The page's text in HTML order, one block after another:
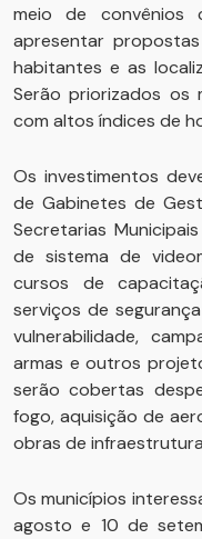
meio de convênios
apresentar
habitantes e as
Serão priorizados os
com altos índices de
Os investimentos
de Gabinetes de
Secretarias
de sistema de
cursos de
serviços de
vulnerabilidade,
armas e outros
serão cobertas
fogo, aquisição de
obras de
Os municípios
agosto e 10 de